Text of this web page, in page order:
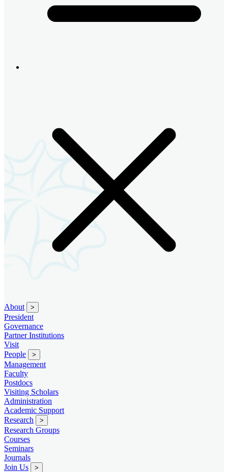
About >
President
Governance
Partner Institutions
Visit
People
>
Management
Faculty
Postdocs
Visiting Scholars
Administration
Academic Support
Research
>
Research Groups
Courses
Seminars
Journals
Join Us
>